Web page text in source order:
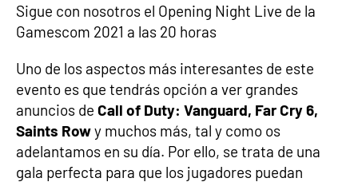
Sigue con nosotros el Opening Night Live de la
Gamescom 2021 a las 20 horas
Uno de los aspectos más interesantes de este
evento es que tendrás opción a ver grandes
anuncios de Call of Duty: Vanguard, Far Cry 6,
Saints Rowy muchos más, tal y como os
adelantamos en su día. Por ello, se trata de una
gala perfecta para que los jugadores puedan